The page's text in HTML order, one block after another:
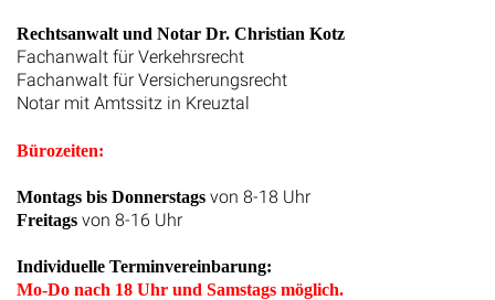
Rechtsanwalt und Notar Dr. Christian Kotz
Fachanwalt für Verkehrsrecht
Fachanwalt für Versicherungsrecht
Notar mit Amtssitz in Kreuztal
Bürozeiten:
Montags bis Donnerstags von 8-18 Uhr
Freitags von 8-16 Uhr
Individuelle Terminvereinbarung:
Mo-Do nach 18 Uhr und Samstags möglich.